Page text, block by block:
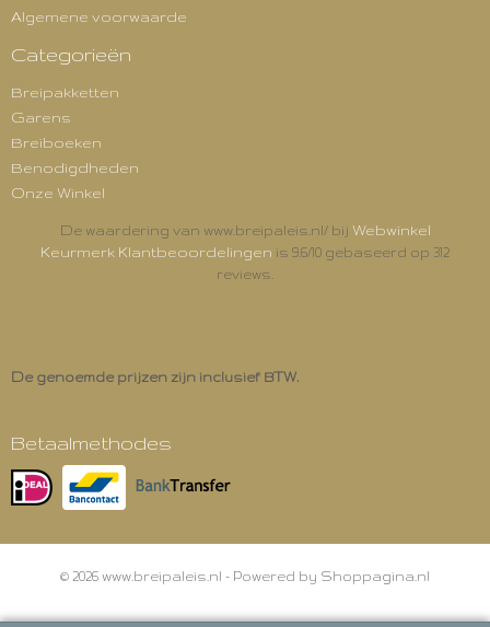
Algemene voorwaarde
Categorieën
Breipakketten
Garens
Breiboeken
Benodigdheden
Onze Winkel
De waardering van www.breipaleis.nl/ bij Webwinkel
Keurmerk Klantbeoordelingen is 9.6/10 gebaseerd op 312
reviews.
De genoemde prijzen zijn inclusief BTW.
Betaalmethodes
© 2026 www.breipaleis.nl - Powered by Shoppagina.nl